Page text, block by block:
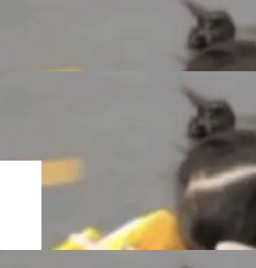
Linux 内核...
着 Fluss 迈入新的发
现其作为“AI版维基百
于待处理状态。 Groki
为由人工智能生成内
为传统众包百科网站
调查发现，无论
面，均未出现近期更
的 Bean、写 R
、
册 LocaleChangeInt
看到第一行翻译文
整个 i18n 模块围绕三
增强 Iceberg：
INTO 与 Iceb
的，正是缺失的那一
础上，Doris 进一步支